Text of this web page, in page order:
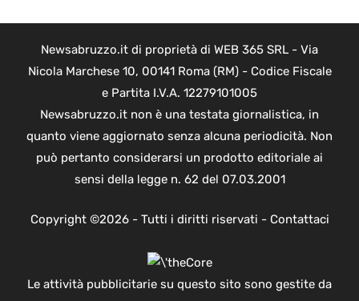
Newsabruzzo.it di proprietà di WEB 365 SRL - Via
Nicola Marchese 10, 00141 Roma (RM) - Codice Fiscale
e Partita I.V.A. 12279101005
Newsabruzzo.it non è una testata giornalistica, in
quanto viene aggiornato senza alcuna periodicità. Non
può pertanto considerarsi un prodotto editoriale ai
sensi della legge n. 62 del 07.03.2001
Copyright ©2026 - Tutti i diritti riservati - Contattaci
Le attività pubblicitarie su questo sito sono gestite da